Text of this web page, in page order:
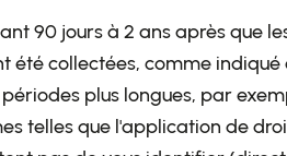
90 jours à 2 ans après que
été collectées, comme
plus longues, par
telles que l'application de